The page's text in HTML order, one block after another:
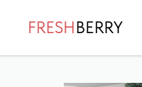
FRESHBERRY